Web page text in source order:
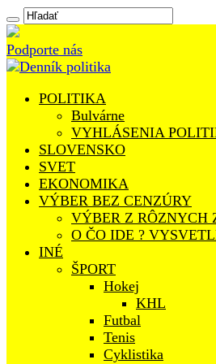
Podporte nás
POLITIKA
Bulvárne
VYHLÁSENIA
SLOVENSKO
SVET
EKONOMIKA
VÝBER BEZ CENZÚRY
VÝBER Z RÔZNYCH
O ČO IDE ?
INÉ
ŠPORT
Hokej
KHL
Futbal
Tenis
Cyklistika